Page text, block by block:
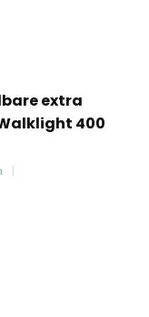
extra
400